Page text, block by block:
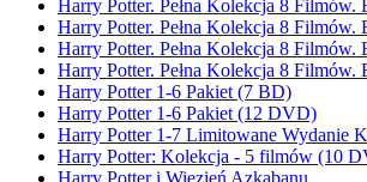
Harry Potter. Pełna Kolekcja 8
Harry Potter. Pełna Kolekcja 8
Harry Potter. Pełna Kolekcja 8
Harry Potter. Pełna Kolekcja 8
Harry Potter 1-6 Pakiet (7 BD)
Harry Potter 1-6 Pakiet (12 DVD)
Harry Potter 1-7 Limitowane Wydanie
Harry Potter: Kolekcja - 5 filmów (10
Harry Potter i Więzień Azkabanu